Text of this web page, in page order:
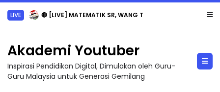
LIVE 🔴 [LIVE] MATEMATIK SR, WANG TAHUN 6 OLEH CIKGU ANITA #ALLINONE #141 #...
Akademi Youtuber
Inspirasi Pendidikan Digital, Dimulakan oleh Guru-
Guru Malaysia untuk Generasi Gemilang